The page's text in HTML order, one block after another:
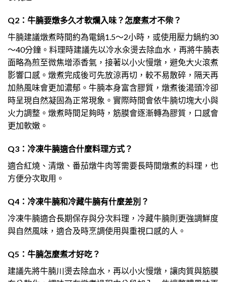
Q2：牛腩要燉多久才軟爛入味？怎麼煮才不柴？
牛腩建議燉煮時間約為電鍋1.5～2小時，或使用壓力鍋約30
～40分鐘。料理時建議先以冷水汆燙去除血水，再將牛腩表
面略為煎至微焦增添香氣，接著以小火慢燉，避免大火滾煮
影響口感。燉煮完成後可先放涼再切，較不易散碎，隔天再
加熱風味會更加濃郁。牛腩本身富含膠質，燉煮後湯頭冷卻
時呈現自然凝固為正常現象。實際時間會依牛腩切塊大小與
火力調整。燉煮時間足夠時，筋膜會逐漸轉為膠質，口感會
更加軟嫩。
Q3：冷凍牛腩適合什麼料理方式？
適合紅燒、清燉、番茄燉牛肉等需要長時間燉煮的料理，也
方便分次取用。
Q4：冷凍牛腩和冷藏牛腩有什麼差別？
冷凍牛腩適合長期保存與分次料理，冷藏牛腩則更強調鮮度
與自然風味，適合及時烹調使用與重視口感的人。
Q5：牛腩怎麼煮才好吃？
建議先將牛腩川燙去除血水，再以小火慢燉，讓肉質與筋膜